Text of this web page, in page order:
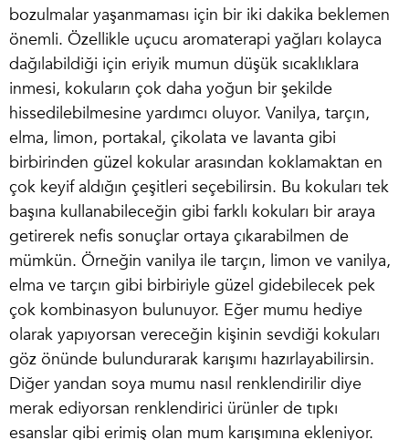
bozulmalar yaşanmaması için bir iki dakika beklemen
önemli. Özellikle uçucu aromaterapi yağları kolayca
dağılabildiği için eriyik mumun düşük sıcaklıklara
inmesi, kokuların çok daha yoğun bir şekilde
hissedilebilmesine yardımcı oluyor. Vanilya, tarçın,
elma, limon, portakal, çikolata ve lavanta gibi
birbirinden güzel kokular arasından koklamaktan en
çok keyif aldığın çeşitleri seçebilirsin. Bu kokuları tek
başına kullanabileceğin gibi farklı kokuları bir araya
getirerek nefis sonuçlar ortaya çıkarabilmen de
mümkün. Örneğin vanilya ile tarçın, limon ve vanilya,
elma ve tarçın gibi birbiriyle güzel gidebilecek pek
çok kombinasyon bulunuyor. Eğer mumu hediye
olarak yapıyorsan vereceğin kişinin sevdiği kokuları
göz önünde bulundurarak karışımı hazırlayabilirsin.
Diğer yandan soya mumu nasıl renklendirilir diye
merak ediyorsan renklendirici ürünler de tıpkı
esanslar gibi erimiş olan mum karışımına ekleniyor.